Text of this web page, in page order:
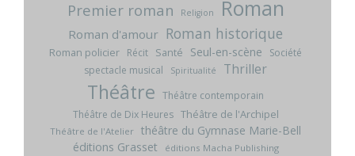
Premier roman Religion Roman
Roman d'amour Roman historique
Roman policier Récit Santé Seul-en-scène
Société
spectacle musical
Spiritualité Thriller
Théâtre Théâtre contemporain
Théâtre de Dix Heures Théâtre de l'Archipel
Théâtre de l'Atelier théâtre du Gymnase Marie-Bell
éditions Grasset
éditions Macha Publishing